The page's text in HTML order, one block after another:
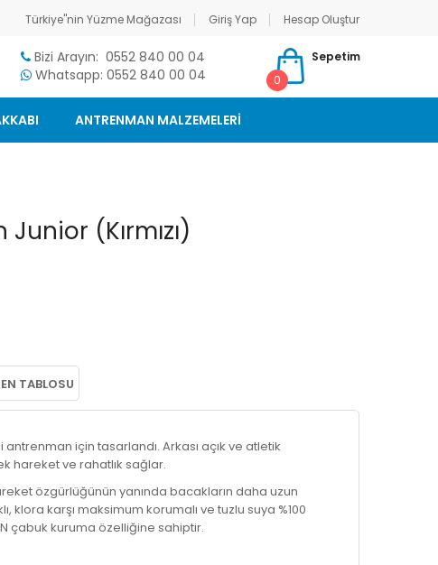
Türkiye"nin Yüzme Mağazası Giriş Yap
Hesap Oluştur
Bizi Arayın: 0552 840 00 04
Whatsapp: 0552 840 00 04
Sepetim
0
ANTRENMAN MALZEMELERİ
(Kırmızı)
TABLOSU
için tasarlandı. Arkası açık ve atletik
hareket ve rahatlık sağlar.
özgürlüğünün yanında bacakların daha uzun
klora karşı maksimum korumalı ve tuzlu suya %100
çabuk kuruma özelliğine sahiptir.